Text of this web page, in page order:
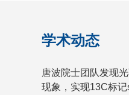
学术动态
唐波院士团队发现
现象，实现13C标